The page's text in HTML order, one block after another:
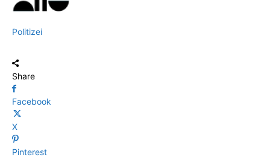
Politizei
Share
Facebook
X
Pinterest